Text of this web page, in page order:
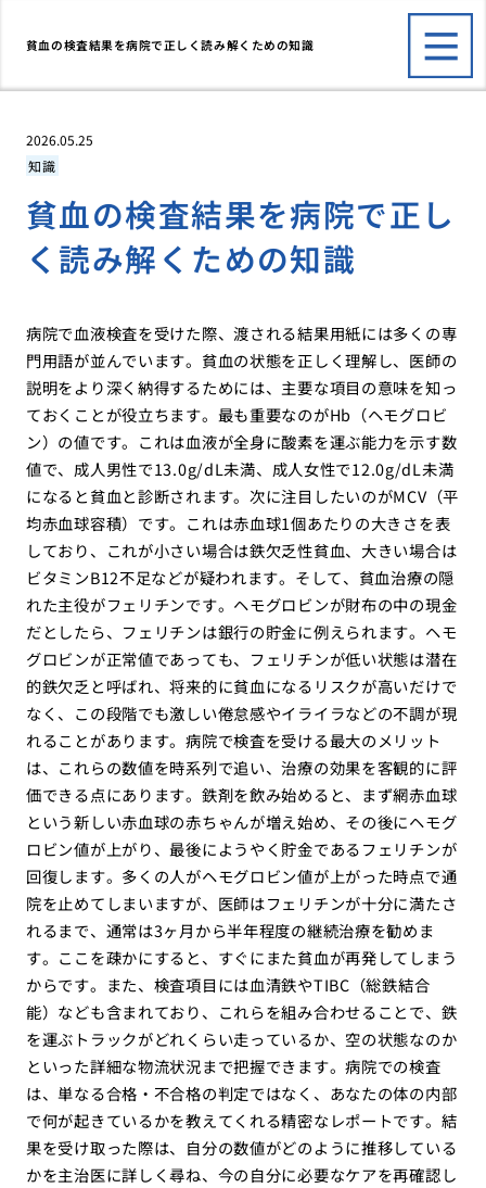
貧血の検査結果を病院で正しく読み解くための知識
2026.05.25
知識
貧血の検査結果を病院で正し
く読み解くための知識
病院で血液検査を受けた際、渡される結果用紙には多くの専
門用語が並んでいます。貧血の状態を正しく理解し、医師の
説明をより深く納得するためには、主要な項目の意味を知っ
ておくことが役立ちます。最も重要なのがHb（ヘモグロビ
ン）の値です。これは血液が全身に酸素を運ぶ能力を示す数
値で、成人男性で13.0g/dL未満、成人女性で12.0g/dL未満
になると貧血と診断されます。次に注目したいのがMCV（平
均赤血球容積）です。これは赤血球1個あたりの大きさを表
しており、これが小さい場合は鉄欠乏性貧血、大きい場合は
ビタミンB12不足などが疑われます。そして、貧血治療の隠
れた主役がフェリチンです。ヘモグロビンが財布の中の現金
だとしたら、フェリチンは銀行の貯金に例えられます。ヘモ
グロビンが正常値であっても、フェリチンが低い状態は潜在
的鉄欠乏と呼ばれ、将来的に貧血になるリスクが高いだけで
なく、この段階でも激しい倦怠感やイライラなどの不調が現
れることがあります。病院で検査を受ける最大のメリット
は、これらの数値を時系列で追い、治療の効果を客観的に評
価できる点にあります。鉄剤を飲み始めると、まず網赤血球
という新しい赤血球の赤ちゃんが増え始め、その後にヘモグ
ロビン値が上がり、最後にようやく貯金であるフェリチンが
回復します。多くの人がヘモグロビン値が上がった時点で通
院を止めてしまいますが、医師はフェリチンが十分に満たさ
れるまで、通常は3ヶ月から半年程度の継続治療を勧めま
す。ここを疎かにすると、すぐにまた貧血が再発してしまう
からです。また、検査項目には血清鉄やTIBC（総鉄結合
能）なども含まれており、これらを組み合わせることで、鉄
を運ぶトラックがどれくらい走っているか、空の状態なのか
といった詳細な物流状況まで把握できます。病院での検査
は、単なる合格・不合格の判定ではなく、あなたの体の内部
で何が起きているかを教えてくれる精密なレポートです。結
果を受け取った際は、自分の数値がどのように推移している
かを主治医に詳しく尋ね、今の自分に必要なケアを再確認し